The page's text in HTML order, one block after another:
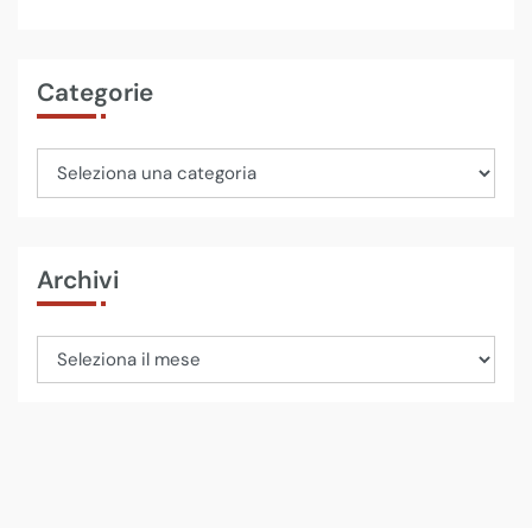
Categorie
Archivi